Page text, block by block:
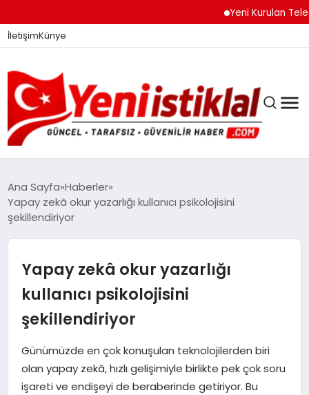
Yeni Kurulan
İletişimKünye
GÜNDEM
DÜNYA
EĞITIM
EKONOMI
Ana Sayfa Haberler
Yapay zekâ okur yazarlığı kullanıcı psikolojisini
şekillendiriyor
Yapay zekâ okur yazarlığı
kullanıcı psikolojisini
şekillendiriyor
Günümüzde en çok konuşulan teknolojilerden biri
olan yapay zekâ, hızlı gelişimiyle birlikte pek çok soru
işareti ve endişeyi de beraberinde getiriyor. Bu